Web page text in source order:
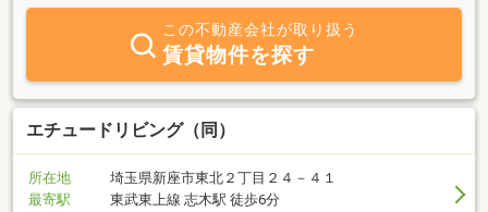
です。どうぞお気軽にお問い合わせ下さいますよう、スタッフ一同
心よりお待ち申し上げます。
この不動産会社が取り扱う
賃貸物件を探す
エチュードリビング（同）
所在地
埼玉県新座市東北２丁目２４－４１
最寄駅
東武東上線 志木駅 徒歩6分